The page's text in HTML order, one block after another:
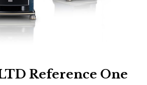
Reference One